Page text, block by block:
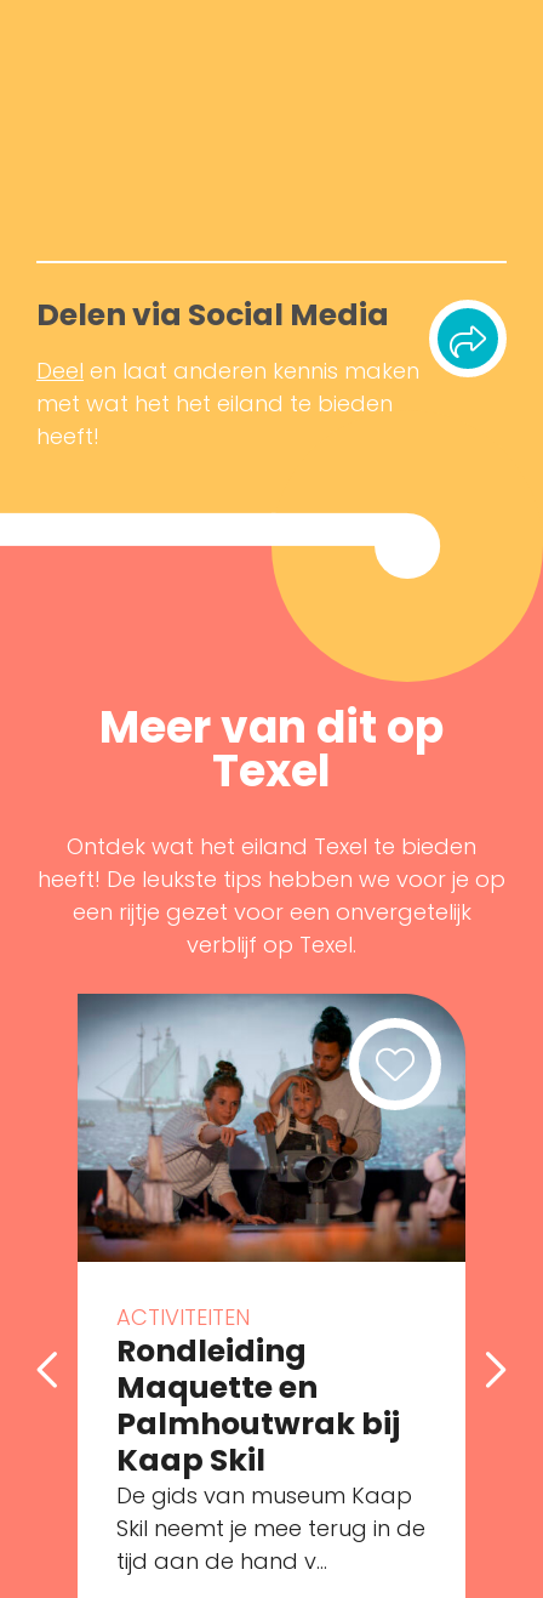
Delen via Social Media
Deel en laat anderen kennis maken
met wat het het eiland te bieden
heeft!
Meer van dit op
Texel
Ontdek wat het eiland Texel te bieden
heeft! De leukste tips hebben we voor je op
een rijtje gezet voor een onvergetelijk
verblijf op Texel.
ACTIVITEITEN
Rondleiding
Maquette en
Palmhoutwrak bij
Kaap Skil
De gids van museum Kaap
Skil neemt je mee terug in de
tijd aan de hand v...